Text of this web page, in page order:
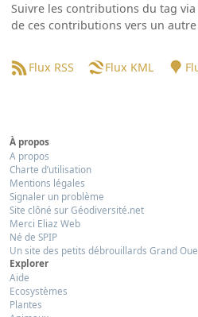
Suivre les contributions du tag
de ces contributions vers un
Flux RSS Flux KML
À propos
A propos
Charte d’utilisation
Mentions légales
Signaler un problème
Site clôné sur Géodiversité.net
Merci Eliaz Web
Né de SPIP
Un site des petits débrouillards Grand
Explorer
Aide
Ecosystèmes
Plantes